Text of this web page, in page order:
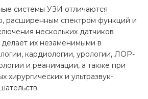
системы УЗИ отличаются
расширенным спектром функций и
нескольких датчиков
их незаменимыми в
кардиологии, урологии, ЛОР-
и реанимации, а также при
хирургических и ультразвук-